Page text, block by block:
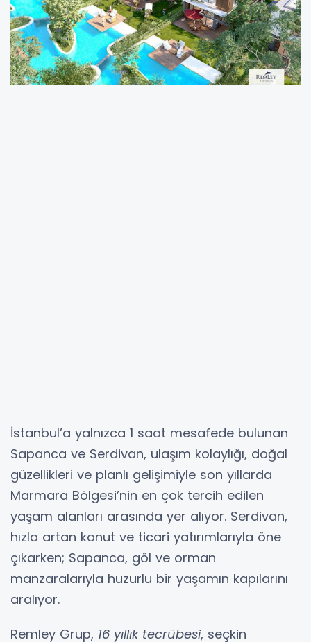
İstanbul’a yalnızca 1 saat mesafede bulunan
Sapanca ve Serdivan, ulaşım kolaylığı, doğal
güzellikleri ve planlı gelişimiyle son yıllarda
Marmara Bölgesi’nin en çok tercih edilen
yaşam alanları arasında yer alıyor. Serdivan,
hızla artan konut ve ticari yatırımlarıyla öne
çıkarken; Sapanca, göl ve orman
manzaralarıyla huzurlu bir yaşamın kapılarını
aralıyor.
Remley Grup, 16 yıllık tecrübesi, seçkin